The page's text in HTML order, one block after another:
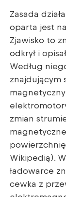
Zasada
oparta jest
Zjawisko to
odkrył i
Według
znajdującym
zmian
Wikipedią).
ładowarce
cewka z